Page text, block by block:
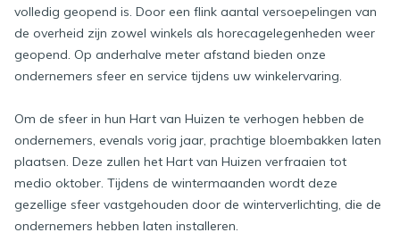
volledig geopend is. Door een flink aantal versoepelingen van
de overheid zijn zowel winkels als horecagelegenheden weer
geopend. Op anderhalve meter afstand bieden onze
ondernemers sfeer en service tijdens uw winkelervaring.
Om de sfeer in hun Hart van Huizen te verhogen hebben de
ondernemers, evenals vorig jaar, prachtige bloembakken laten
plaatsen. Deze zullen het Hart van Huizen verfraaien tot
medio oktober. Tijdens de wintermaanden wordt deze
gezellige sfeer vastgehouden door de winterverlichting, die de
ondernemers hebben laten installeren.